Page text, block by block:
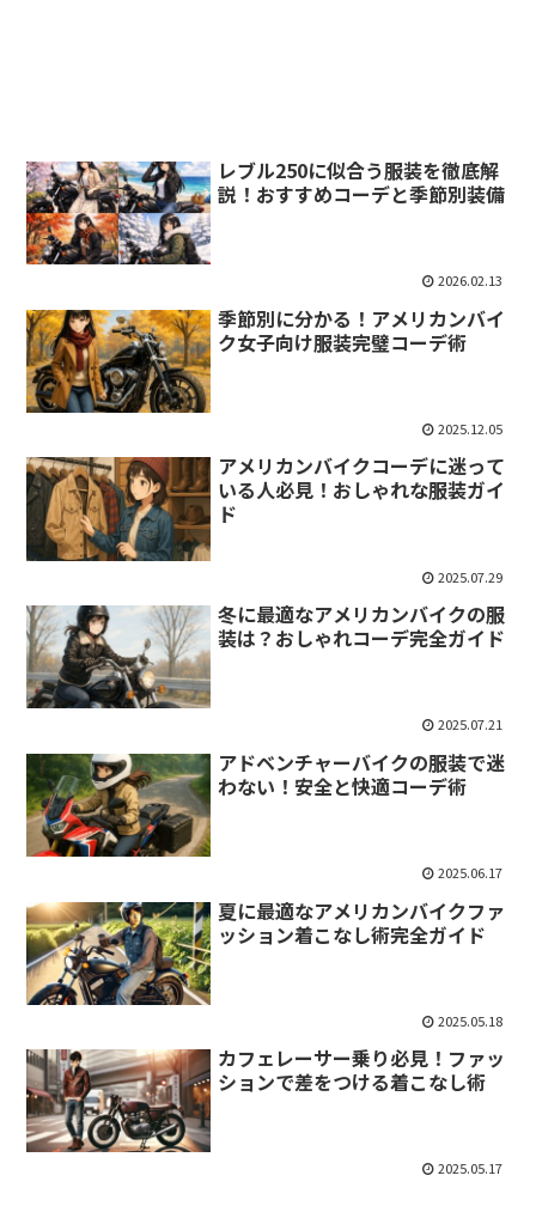
レブル250に似合う服装を徹底解
説！おすすめコーデと季節別装備
2026.02.13
季節別に分かる！アメリカンバイ
ク女子向け服装完璧コーデ術
2025.12.05
アメリカンバイクコーデに迷って
いる人必見！おしゃれな服装ガイ
ド
2025.07.29
冬に最適なアメリカンバイクの服
装は？おしゃれコーデ完全ガイド
2025.07.21
アドベンチャーバイクの服装で迷
わない！安全と快適コーデ術
2025.06.17
夏に最適なアメリカンバイクファ
ッション着こなし術完全ガイド
2025.05.18
カフェレーサー乗り必見！ファッ
ションで差をつける着こなし術
2025.05.17